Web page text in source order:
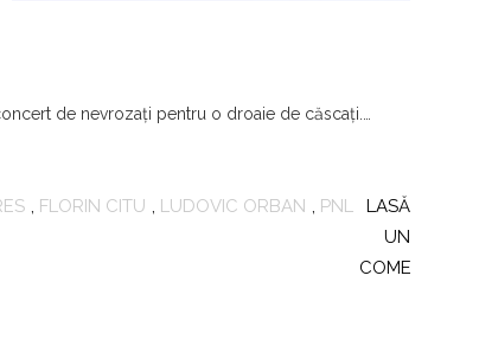
de nevrozaţi pentru o droaie de căscaţi.…
, FLORIN CITU , LUDOVIC ORBAN , PNL
LASĂ
UN
COMENTARIU